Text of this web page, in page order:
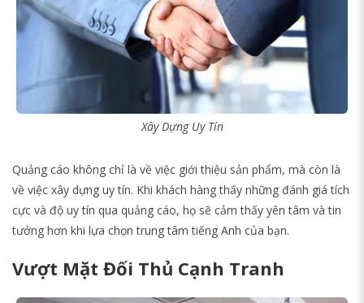
Xây Dựng Uy Tín
Quảng cáo không chỉ là về việc giới thiệu sản phẩm, mà còn là
về việc xây dựng uy tín. Khi khách hàng thấy những đánh giá tích
cực và độ uy tín qua quảng cáo, họ sẽ cảm thấy yên tâm và tin
tưởng hơn khi lựa chọn trung tâm tiếng Anh của bạn.
Vượt Mặt Đối Thủ Cạnh Tranh